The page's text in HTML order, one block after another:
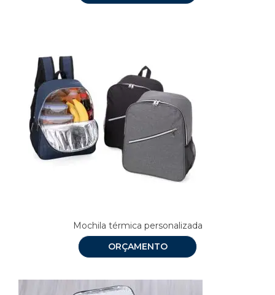
Mochila térmica personalizada
ORÇAMENTO